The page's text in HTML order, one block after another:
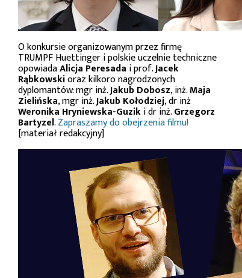
O konkursie organizowanym przez firmę
TRUMPF Huettinger i polskie uczelnie techniczne
opowiadaAlicja Peresada i prof.Jacek
Rąbkowskioraz kilkoro nagrodzonych
dyplomantów: mgr inż.Jakub Dobosz, inż.Maja
Zielińska, mgr inż.Jakub Kołodziej, dr inż
Weronika Hryniewska-Guziki dr inż.Grzegorz
Bartyzel.Zapraszamy do obejrzenia filmu!
[materiał redakcyjny]